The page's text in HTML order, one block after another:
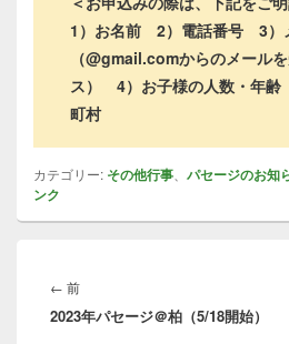
1）お名前 2）電話番号 3）
（@gmail.comからのメール
ス） 4）お子様の人数・年
町村
カテゴリー: その他行事 パセージのお知
ンク
稿
ナ
← 前前
の
2023年パセージ＠柏（5/18開始）